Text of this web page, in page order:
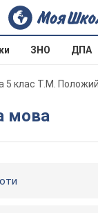
ЗНО ДПА
5 клас Т.М.
мова